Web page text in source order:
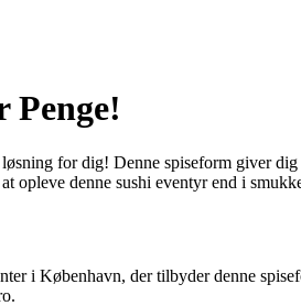
for dig! Denne spiseform giver
opleve denne sushi eventyr end i
i København, der tilbyder denne